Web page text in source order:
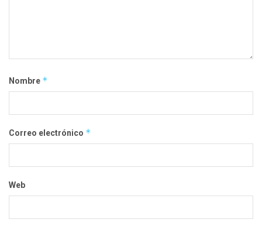
Nombre *
Correo electrónico *
Web